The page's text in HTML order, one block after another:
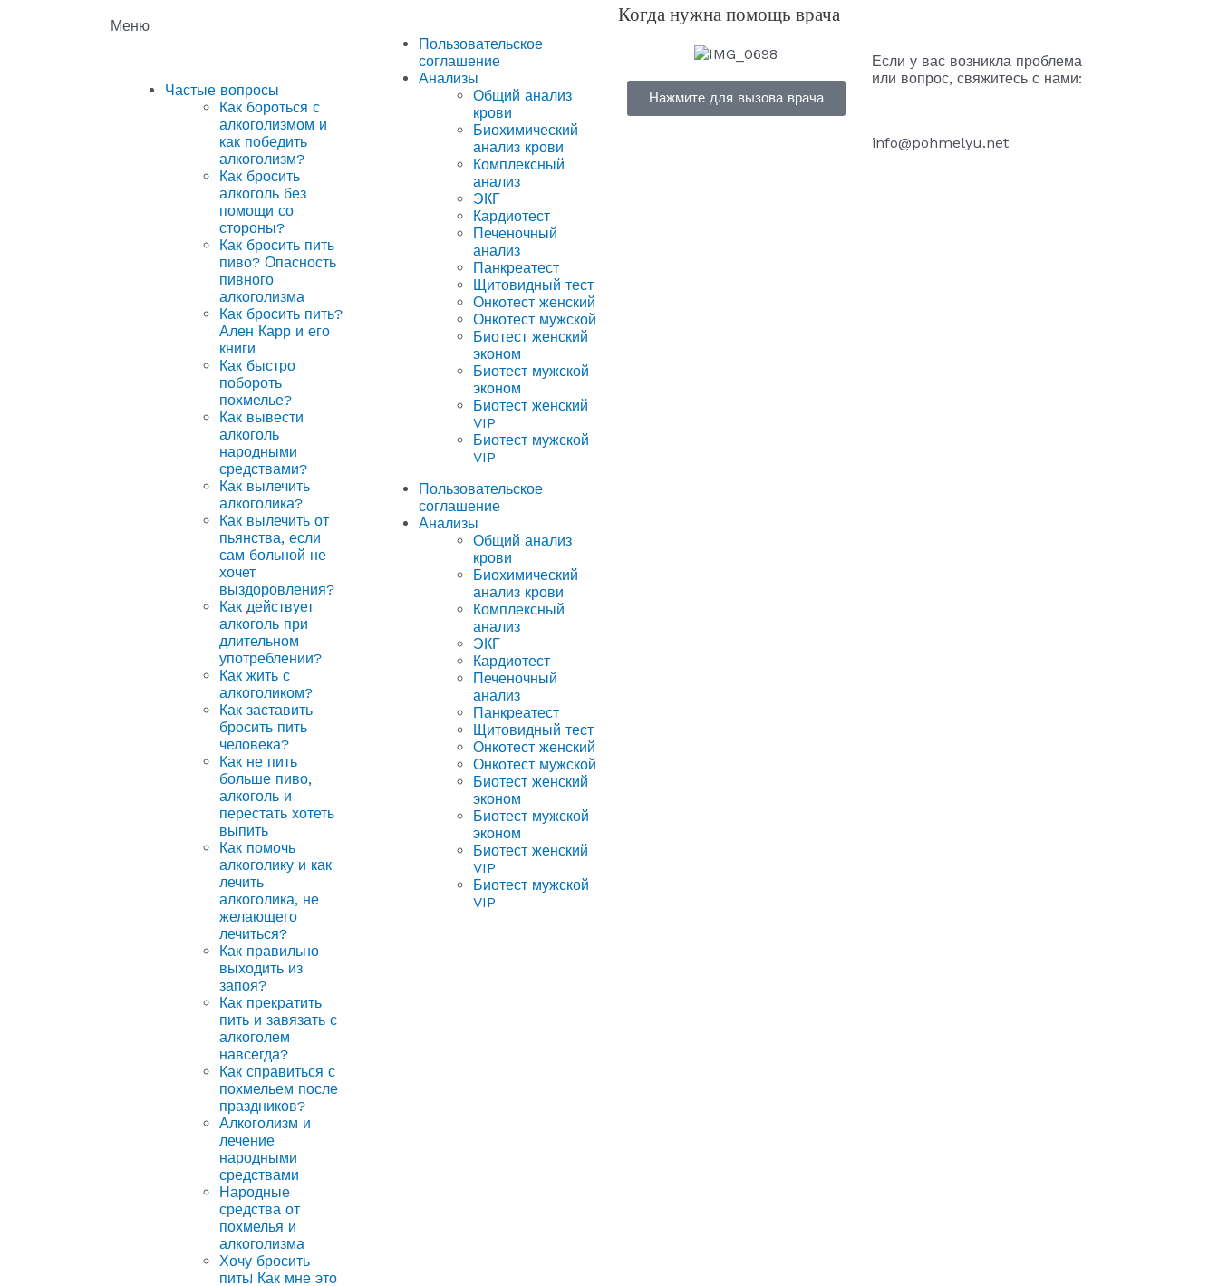
Меню
Частые вопросы
Как бороться с
алкоголизмом и
как победить
алкоголизм?
Как бросить
алкоголь без
помощи со
стороны?
Как бросить пить
пиво? Опасность
пивного
алкоголизма
Как бросить пить?
Ален Карр и его
книги
Как быстро
побороть
похмелье?
Как вывести
алкоголь
народными
средствами?
Как вылечить
алкоголика?
Как вылечить от
пьянства, если
сам больной не
хочет
выздоровления?
Как действует
алкоголь при
длительном
употреблении?
Как жить с
алкоголиком?
Как заставить
бросить пить
человека?
Как не пить
больше пиво,
алкоголь и
перестать хотеть
выпить
Как помочь
алкоголику и как
лечить
алкоголика, не
желающего
лечиться?
Как правильно
выходить из
запоя?
Как прекратить
пить и завязать с
алкоголем
навсегда?
Как справиться с
похмельем после
праздников?
Алкоголизм и
лечение
народными
средствами
Народные
средства от
похмелья и
алкоголизма
Хочу бросить
пить! Как мне это
Пользовательское
соглашение
Анализы
Общий анализ
крови
Биохимический
анализ крови
Комплексный
анализ
ЭКГ
Кардиотест
Печеночный
анализ
Панкреатест
Щитовидный тест
Онкотест женский
Онкотест мужской
Биотест женский
эконом
Биотест мужской
эконом
Биотест женский
VIP
Биотест мужской
VIP
Пользовательское
соглашение
Анализы
Общий анализ
крови
Биохимический
анализ крови
Комплексный
анализ
ЭКГ
Кардиотест
Печеночный
анализ
Панкреатест
Щитовидный тест
Онкотест женский
Онкотест мужской
Биотест женский
эконом
Биотест мужской
эконом
Биотест женский
VIP
Биотест мужской
VIP
Когда нужна помощь врача
Нажмите для вызова врача
Если у вас возникла проблема
или вопрос, свяжитесь с нами:
info@pohmelyu.net